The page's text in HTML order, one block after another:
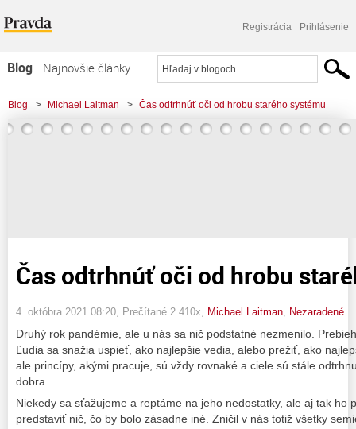
Registrácia Prihlásenie
Blog
Najnovšie články
Najčítanejšie články
Najkomentovanejšie články
Blog > Michael Laitman > Čas odtrhnúť oči od hrobu starého systému
Čas odtrhnúť oči od hrobu
4. októbra 2021 08:20 , Prečítané 2 410x, Michael Laitman Nezaradené
Druhý rok pandémie, ale u nás sa nič podstatné nezmenilo.
Ľudia sa snažia uspieť, ako najlepšie vedia, alebo prežiť, ako
ale princípy, akými pracuje, sú vždy rovnaké a ciele sú stále
dobra.
Niekedy sa sťažujeme a reptáme na jeho nedostatky, ale aj tak ho
predstaviť nič, čo by bolo zásadne iné. Zničil v nás totiž všetky